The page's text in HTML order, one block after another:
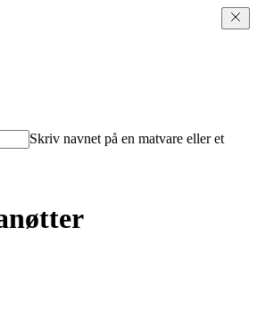
Skriv navnet på en matvare eller et